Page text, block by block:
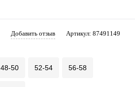
Добавить отзыв Артикул: 87491149
48-50 52-54 56-58